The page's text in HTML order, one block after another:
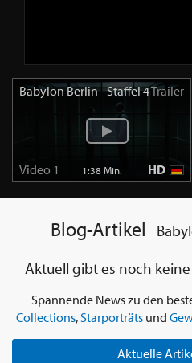
Babylon Berlin - Staffel 4Trailer
Video 1 1:38 Min. HD
Blog-Artikel
Aktuell gibt es noch
Spannende News zu den
Collections,Starporträts und
Aktuelle